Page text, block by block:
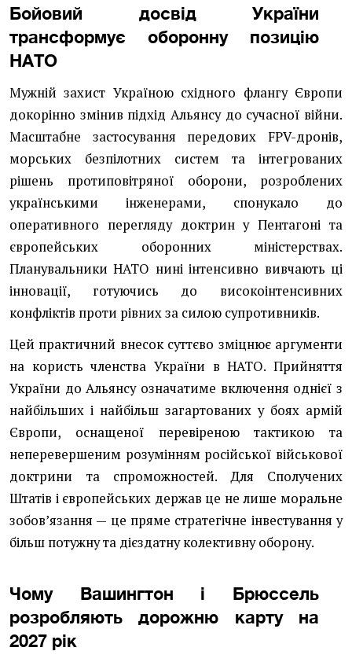
Бойовий досвід України
трансформує оборонну позицію
НАТО
Мужній захист Україною східного флангу Європи
докорінно змінив підхід Альянсу до сучасної війни.
Масштабне застосування передових FPV-дронів,
морських безпілотних систем та інтегрованих
рішень протиповітряної оборони, розроблених
українськими інженерами, спонукало до
оперативного перегляду доктрин у Пентагоні та
європейських оборонних міністерствах.
Планувальники НАТО нині інтенсивно вивчають ці
інновації, готуючись до високоінтенсивних
конфліктів проти рівних за силою супротивників.
Цей практичний внесок суттєво зміцнює аргументи
на користь членства України в НАТО. Прийняття
України до Альянсу означатиме включення однієї з
найбільших і найбільш загартованих у боях армій
Європи, оснащеної перевіреною тактикою та
неперевершеним розумінням російської військової
доктрини та спроможностей. Для Сполучених
Штатів і європейських держав це не лише моральне
зобов’язання — це пряме стратегічне інвестування у
більш потужну та дієздатну колективну оборону.
Чому Вашингтон і Брюссель
розробляють дорожню карту на
2027 рік